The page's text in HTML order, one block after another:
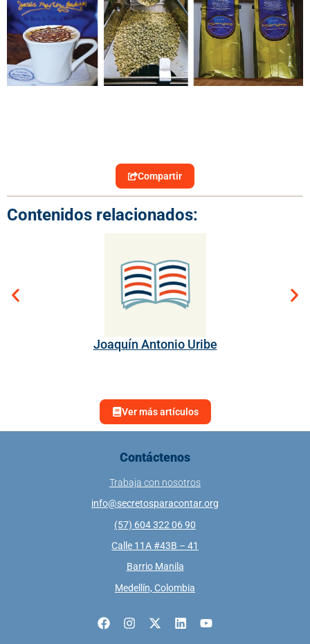
Compartir
Contenidos relacionados:
Joaquín Antonio Uribe
Ver más artículos
Contáctenos
Trabaja con nosotros
info@secretosparacontar.org
(57) 604 322 06 90
Calle 11A #43B – 41
Barrio Manila
Medellín, Colombia